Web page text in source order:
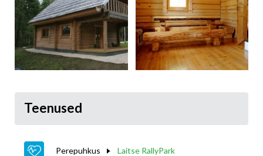
Teenused
Perepuhkus Laitse RallyPark